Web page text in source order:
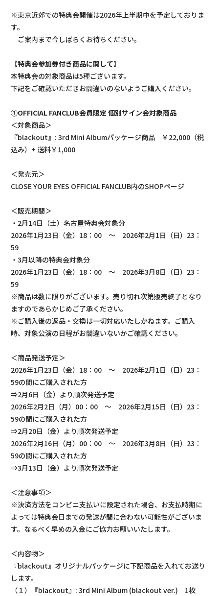
※東京近郊での特典会開催は2026年上半期中を予定しておりま
す。
ご案内まで今しばらくお待ちください。
【特典会参加券付き商品に関して】
本特典会の対象商品は5種ございます。
下記をご確認いただきお間違いのないようご購入ください。
①OFFICIAL FANCLUB会員限定 個別サイン会対象商品
＜対象商品＞
『blackout』: 3rd Mini Albumパッケージ商品 ￥22,000（税
込み）+ 送料￥1,000
＜発売元＞
CLOSE YOUR EYES OFFICIAL FANCLUB内のSHOPページ
＜販売期間＞
・2月14日（土）名古屋特典会対象分
2026年1月23日（金）18：00 ～ 2026年2月1日（日）23：
59
・3月以降の特典会対象分
2026年1月23日（金）18：00 ～ 2026年3月8日（日）23：
59
※商品は数に限りがございます。売り切れ次第販売終了となり
ますのであらかじめご了承ください。
※ご購入後の返品・交換は一切対応いたしかねます。ご購入
時、対象公演の日程がお間違いないかご確認ください。
＜商品発送予定＞
2026年1月23日（金）18：00 ～ 2026年2月1日（日）23：
59の間にご購入された方
⇒2月6日（金）より順次発送予定
2026年2月2日（月）00：00 ～ 2026年2月15日（日）23：
59の間にご購入された方
⇒2月20日（金）より順次発送予定
2026年2月16日（月）00：00 ～ 2026年3月8日（日）23：
59の間にご購入された方
⇒3月13日（金）より順次発送予定
＜注意事項＞
※決済方法をコンビニ支払いに設定された場合、お支払時期に
よっては特典会日までの発送が間に合わない可能性がございま
す。なるべく早めの入金にご協力お願いいたします。
＜内容物＞
『blackout』オリジナルパッケージに下記商品を入れてお送り
します。
（１）『blackout』: 3rd Mini Album (blackout ver.) 1枚